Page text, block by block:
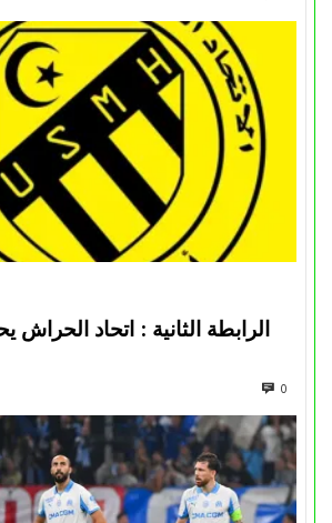
الرابطة الثانية : اتحاد
0